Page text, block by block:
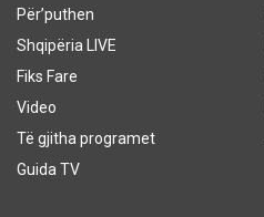
Për’puthen
Shqipëria LIVE
Fiks Fare
Video
Të gjitha programet
Guida TV